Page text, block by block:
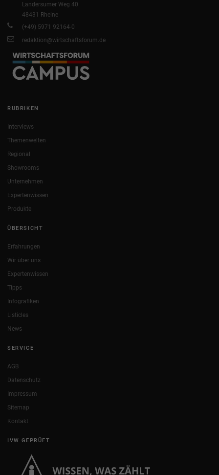
Landersumer Weg 40
48431 Rheine
(+49) 5971 92164-0
redaktion@wirtschaftsforum.de
RUBRIKEN
Interviews
Themenwelten
Regional
Showrooms
Unternehmen
Expertenwissen
Produkte
ÜBERSICHT
Erfahrungen
Wir über uns
Expertenwissen
Tipps
Infografiken
Listicles
News
SERVICE
AGB
Datenschutz
Impressum
Sitemap
Kontakt
IVW GEPRÜFT